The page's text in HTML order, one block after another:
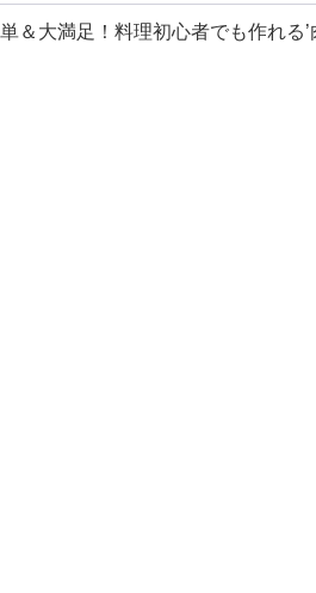
＆大満足！料理初心者でも作れる